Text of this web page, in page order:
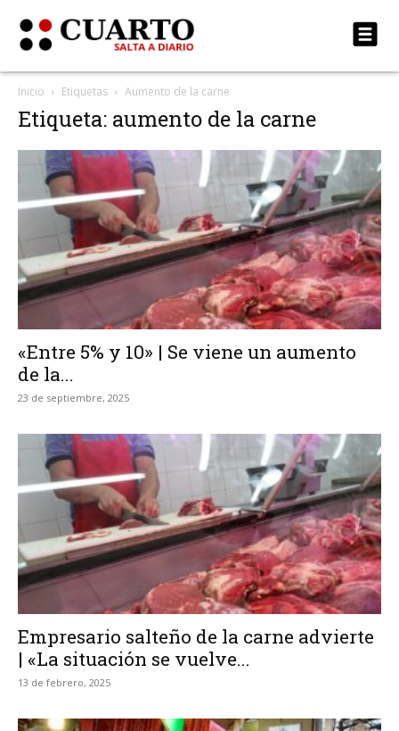
Inicio Etiquetas Aumento de la carne
Etiqueta: aumento de la carne
«Entre 5% y 10» | Se viene un aumento
de la...
23 de septiembre, 2025
Empresario salteño de la carne advierte
| «La situación se vuelve...
13 de febrero, 2025